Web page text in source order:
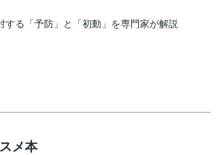
する「予防」と「初動」を専門家が解説
メ本